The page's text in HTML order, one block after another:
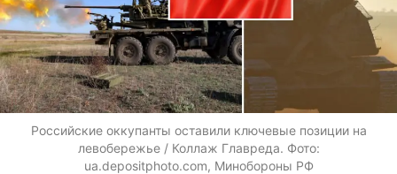
Российские оккупанты оставили ключевые позиции на
левобережье / Коллаж Главреда. Фото:
ua.depositphoto.com, Минобороны РФ